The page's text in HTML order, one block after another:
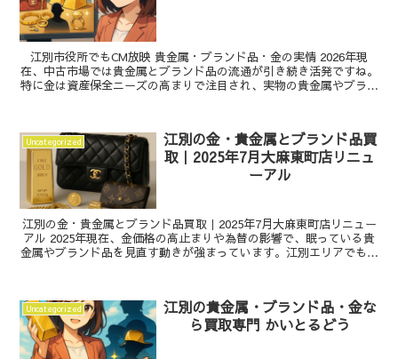
江別市役所でもCM放映 貴金属・ブランド品・金の実情 2026年現
在、中古市場では貴金属とブランド品の流通が引き続き活発ですね。
特に金は資産保全ニーズの高まりで注目され、実物の貴金属やブラン
Uncategorized
江別の金・貴金属とブランド品買
取｜2025年7月大麻東町店リニュ
ーアル
江別の金・貴金属とブランド品買取｜2025年7月大麻東町店リニュー
アル 2025年現在、金価格の高止まりや為替の影響で、眠っている貴
金属やブランド品を見直す動きが強まっています。江別エリアでも、
Uncategorized
江別の貴金属・ブランド品・金な
ら買取専門 かいとるどう